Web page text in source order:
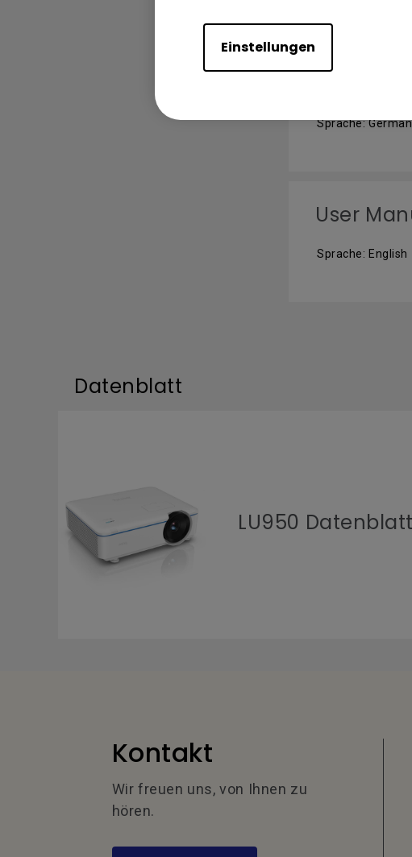
Einstellungen
Sprache: German
User
Sprache: English
Datenblatt
LU950 Datenblatt
Kontakt
Wir freuen uns, von Ihnen zu
hören.